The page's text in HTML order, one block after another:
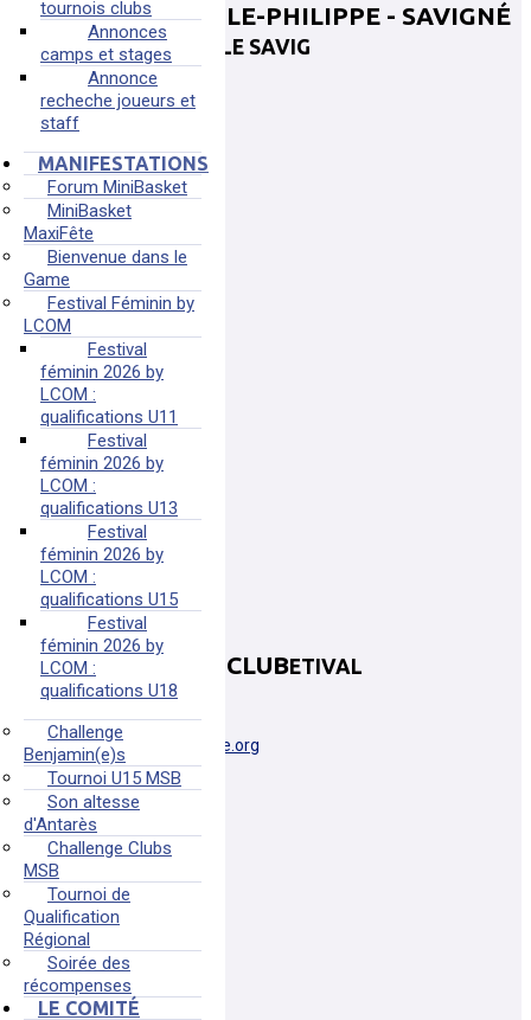
tournois clubs
Annonces
camps et stages
Annonce
recheche joueurs et
staff
MANIFESTATIONS
Forum MiniBasket
MiniBasket
MaxiFête
Bienvenue dans le
Game
Festival Féminin by
LCOM
Festival
féminin 2026 by
LCOM :
qualifications U11
Festival
féminin 2026 by
LCOM :
qualifications U13
Festival
féminin 2026 by
LCOM :
qualifications U15
Festival
féminin 2026 by
LCOM :
qualifications U18
Challenge
Benjamin(e)s
Tournoi U15 MSB
Son altesse
d'Antarès
Challenge Clubs
MSB
Tournoi de
Qualification
Régional
Soirée des
récompenses
LE COMITÉ
ENTENTE SILLÉ-LE-PHILIPPE - SAVIGNÉ
L'ÉVÈQUEENT SILLE SAVIG
SILLE-LE-PHILIPPE
Plus d'informations
ETIVAL BASKET CLUBETIVAL
pdl0072069@basketsarthe.org
Plus d'informations